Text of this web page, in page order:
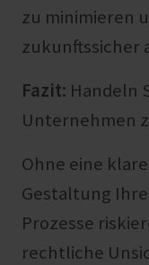
zu minimieren
zukunftssicher
Fazit: Handeln
Unternehmen
Ohne eine
Gestaltung
Prozesse
rechtliche